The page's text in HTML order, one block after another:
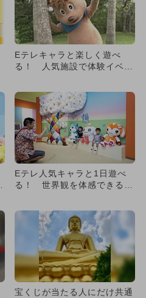
Eテレキャラと楽しく遊べ
る！ 人気施設で体験イベン
Eテレ人気キャラと1日遊べ
る！ 世界観を体感できる人
宝くじが当たる人にだけ共通